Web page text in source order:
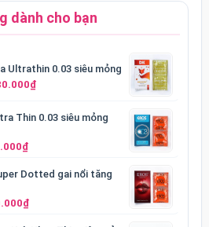
dành cho bạn
Ultrathin 0.03 siêu mỏng
Thin 0.03 siêu mỏng
Dotted gai nổi tăng